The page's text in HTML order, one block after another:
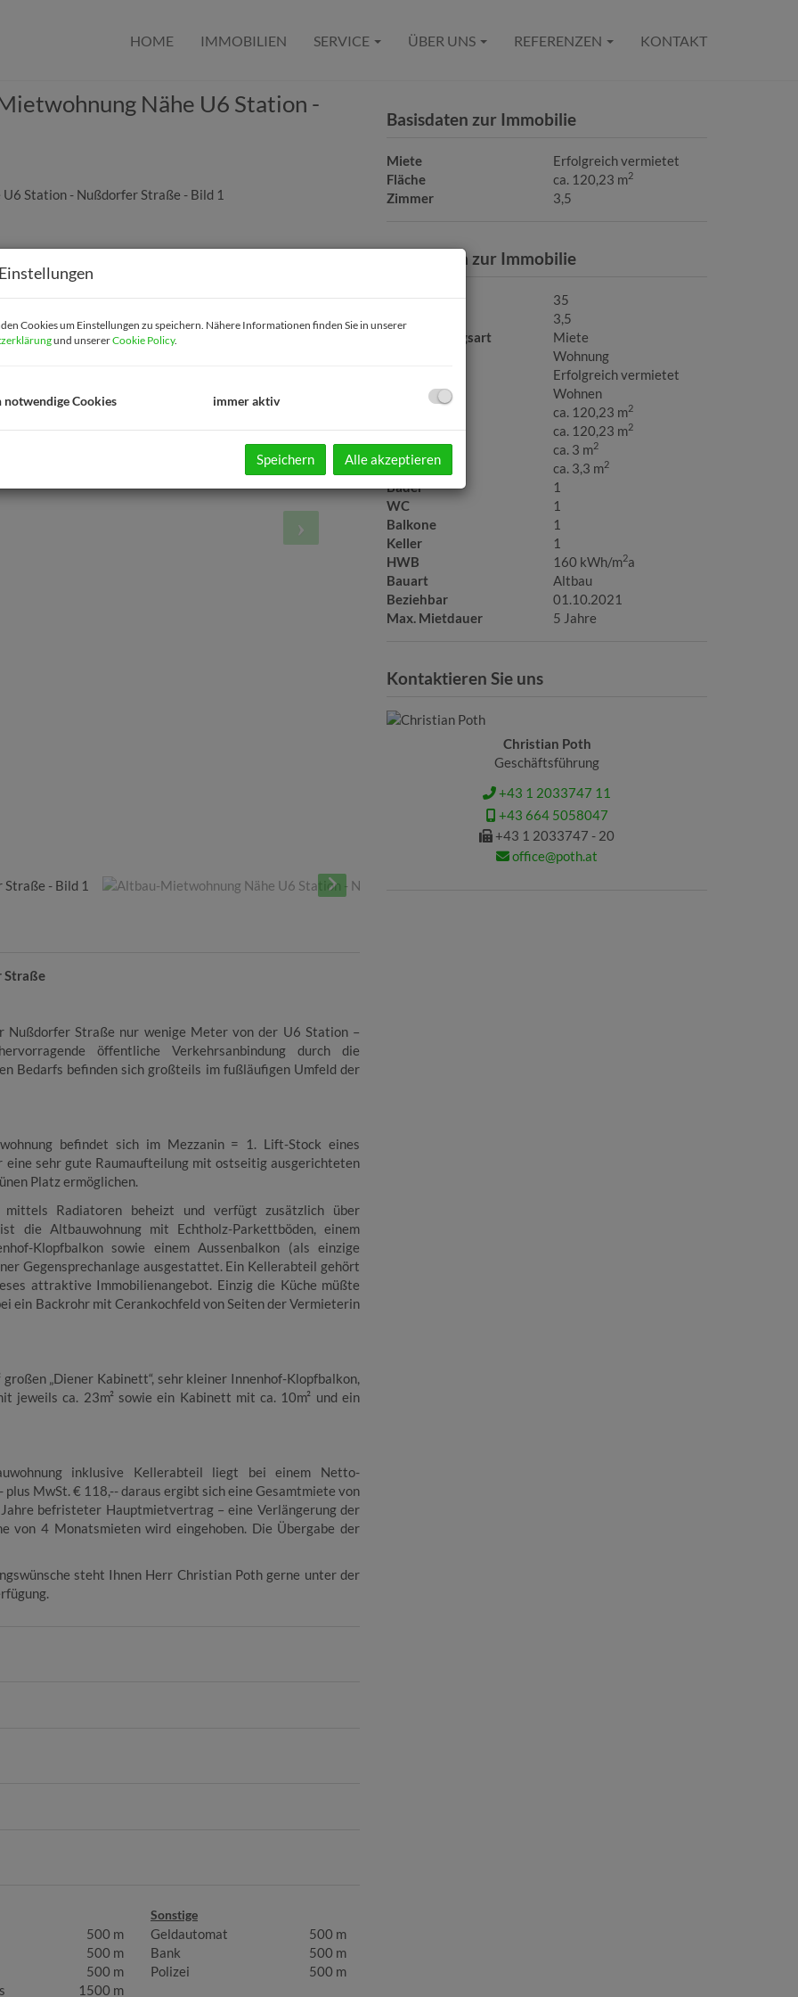
HOME IMMOBILIEN SERVICE ÜBER UNS REFERENZEN KONTAKT
Nähe U6 Station -
Straße
Nußdorfer Straße nur wenige Meter von der U6 Station –
öffentliche Verkehrsanbindung durch die
Bedarfs befinden sich großteils im fußläufigen Umfeld der
befindet sich im Mezzanin = 1. Lift-Stock eines
eine sehr gute Raumaufteilung mit ostseitig ausgerichteten
Platz ermöglichen.
Radiatoren beheizt und verfügt zusätzlich über
die Altbauwohnung mit Echtholz-Parkettböden, einem
Klopfbalkon sowie einem Aussenbalkon (als einzige
Gegensprechanlage ausgestattet. Ein Kellerabteil gehört
attraktive Immobilienangebot. Einzig die Küche müßte
ein Backrohr mit Cerankochfeld von Seiten der Vermieterin
„Diener Kabinett“, sehr kleiner Innenhof-Klopfbalkon,
jeweils ca. 23m² sowie ein Kabinett mit ca. 10m² und ein
inklusive Kellerabteil liegt bei einem Netto-
MwSt. € 118,-- daraus ergibt sich eine Gesamtmiete von
befristeter Hauptmietvertrag – eine Verlängerung der
von 4 Monatsmieten wird eingehoben. Die Übergabe der
steht Ihnen Herr Christian Poth gerne unter der
500 m
500 m
500 m
1500 m
Sonstige
Geldautomat
500 m
Bank
500 m
Polizei
500 m
Basisdaten zur Immobilie
Miete
Erfolgreich vermietet
Fläche
ca. 120,23 m2
Zimmer 3,5
Basisdaten zur Immobilie
Objektnr.
35
3,5
Vermarktungsart
Miete
Wohnung
Erfolgreich vermietet
Nutzungsart
Wohnen
ca. 120,23 m2
Wohnfläche ca. 120,23 m2
Kellerfläche ca. 3 m2
Balkonfläche ca. 3,3 m2
Bäder
1
WC
1
Balkone
1
Keller
1
HWB
160 kWh/m2a
Bauart
Altbau
Beziehbar
01.10.2021
Max. Mietdauer
5 Jahre
Kontaktieren Sie uns
Christian Poth
Geschäftsführung
+43 1 2033747 11
+43 664 5058047
+43 1 2033747 - 20
office@poth.at
Cookies um Einstellungen zu speichern. Nähere Informationen finden Sie in unserer
und unsererCookie Policy.
notwendige Cookies immer aktiv
Speichern Alle akzeptieren